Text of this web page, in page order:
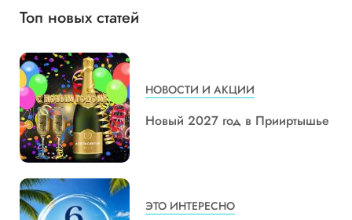
Топ новых статей
НОВОСТИ И АКЦИИ
Новый 2027 год в Прииртышье
ЭТО ИНТЕРЕСНО